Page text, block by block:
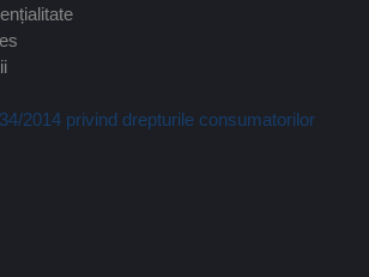
2014 privind drepturile consumatorilor